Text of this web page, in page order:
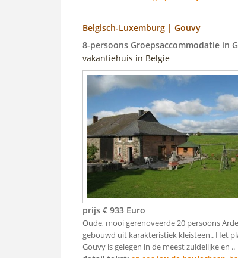
Belgisch-Luxemburg | Gouvy
8-persoons Groepsaccommodatie in
vakantiehuis in Belgie
prijs € 933 Euro
Oude, mooi gerenoveerde 20 persoons
gebouwd uit karakteristiek kleisteen.. Het
Gouvy is gelegen in de meest zuidelijke en ..